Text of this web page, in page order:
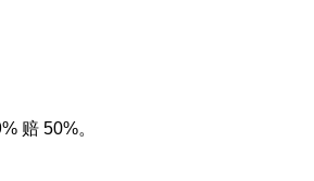
赔 50%。